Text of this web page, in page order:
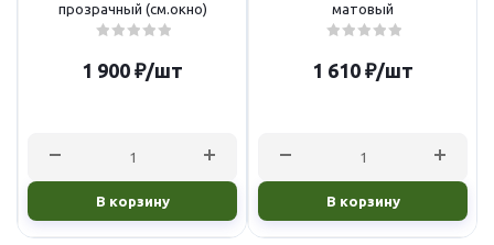
прозрачный (см.окно)
1 900 ₽/шт
В корзину
матовый
1 610 ₽/шт
В корзину